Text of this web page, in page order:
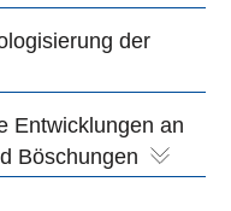
der
Entwicklungen an
Böschungen